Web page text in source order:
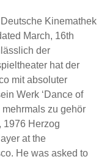
Kinemathek
March, 16th
der
hat der
mit absoluter
Werk ‘Dance of
zu gehör
1976 Herzog
at the
He was asked to